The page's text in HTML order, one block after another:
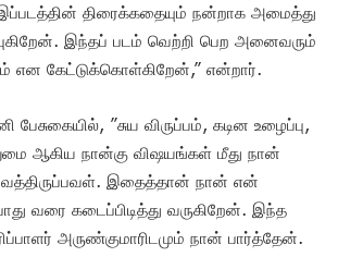
திரைக்கதையும் நன்றாக அமைத்து
இந்தப் படம் வெற்றி பெற அனைவரும்
என கேட்டுக்கொள்கிறேன்,” என்றார்.
பேசுகையில், ”சுய விருப்பம், கடின உழைப்பு,
ஆகிய நான்கு விஷயங்கள் மீது நான்
இதைத்தான் நான் என்
வரை கடைப்பிடித்து வருகிறேன். இந்த
அருண்குமாரிடமும் நான் பார்த்தேன்.